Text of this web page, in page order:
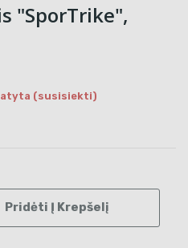
"SporTrike",
(susisiekti)
Pridėti Į Krepšelį